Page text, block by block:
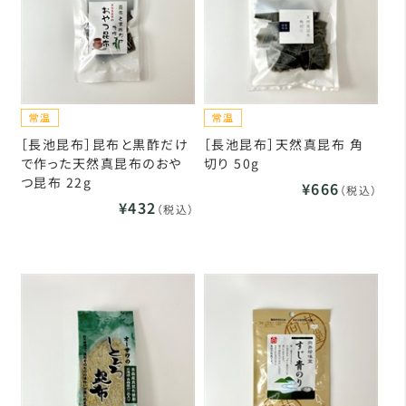
［長池昆布］昆布と黒酢だけ
で作った天然真昆布のおや
つ昆布 22g
¥432 （税込）
［長池昆布］天然真昆布 角
切り 50g
¥666 （税込）